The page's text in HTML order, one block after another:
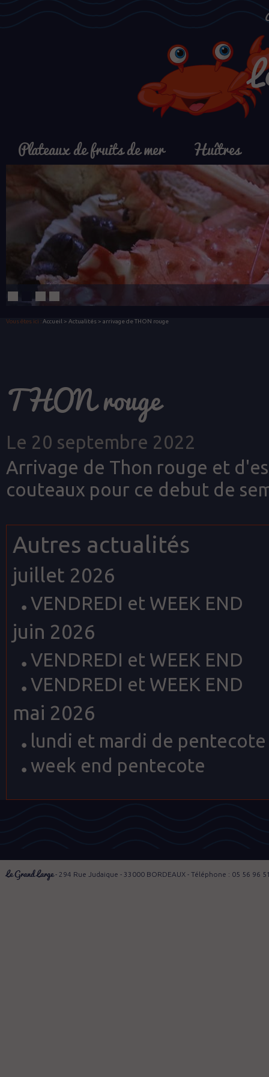
Plateaux de fruits de mer Huîtres
Vous êtes ici :Accueil > Actualités > arrivage de THON rouge
THON rouge
Le 20 septembre 2022
Arrivage de Thon rouge et
couteaux pour ce debut de
Autres actualités
juillet 2026
VENDREDI et WEEK END
juin 2026
VENDREDI et WEEK END
VENDREDI et WEEK END
mai 2026
lundi et mardi de
week end pentecote
Le Grand Large- 294 Rue Judaique - 33000 BORDEAUX - Téléphone : 05 56 96